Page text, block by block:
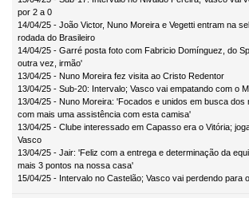
por 2 a 0
14/04/25 - João Victor, Nuno Moreira e Vegetti entram na
rodada do Brasileiro
14/04/25 - Garré posta foto com Fabricio Domínguez, do
outra vez, irmão'
13/04/25 - Nuno Moreira fez visita ao Cristo Redentor
13/04/25 - Sub-20: Intervalo; Vasco vai empatando com o
13/04/25 - Nuno Moreira: 'Focados e unidos em busca dos
com mais uma assistência com esta camisa'
13/04/25 - Clube interessado em Capasso era o Vitória;
Vasco
13/04/25 - Jair: 'Feliz com a entrega e determinação da
mais 3 pontos na nossa casa'
15/04/25 - Intervalo no Castelão; Vasco vai perdendo para